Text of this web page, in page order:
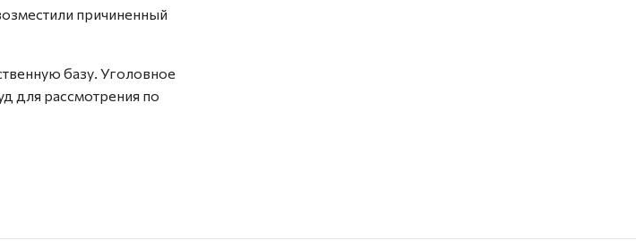
причиненный
базу. Уголовное
для рассмотрения по